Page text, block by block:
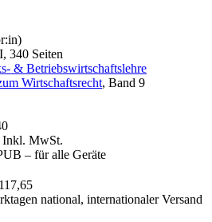
340 Seiten
& Betriebswirtschaftslehre
Wirtschaftsrecht, Band 9
Inkl. MwSt.
– für alle Geräte
national, internationaler Versand